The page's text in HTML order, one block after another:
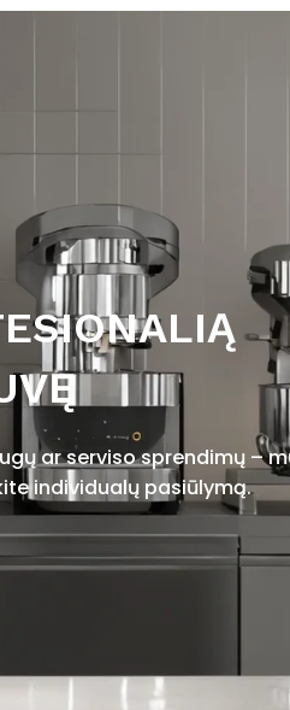
ar serviso sprendimų –
individualų pasiūlymą.